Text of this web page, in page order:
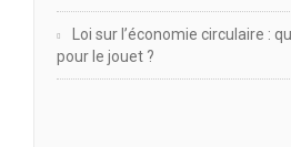
Loi sur l’économie circulaire :
pour le jouet ?